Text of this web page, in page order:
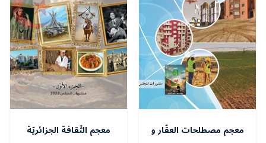
معجم مصطلحات العقّار و معجم الثّقافة الجزائريّة